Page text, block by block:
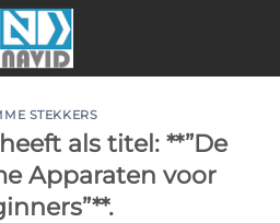
STEKKERS
als titel: **”De
Apparaten voor